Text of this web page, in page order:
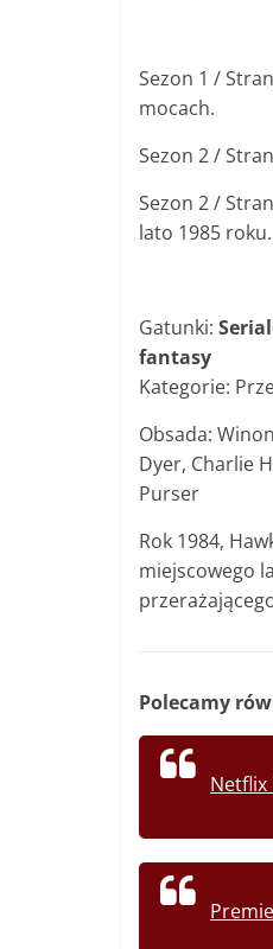
Sezon 1 /
mocach.
Sezon 2 /
Sezon 2 /
lato 1985
Gatunki:
fantasy
Kategorie:
Obsada:
Dyer, Charlie
Purser
Rok 1984,
miejscowego
Polecamy
Netflix